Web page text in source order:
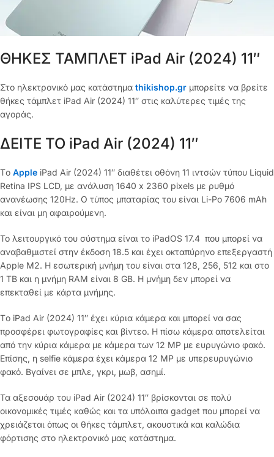
ΘΗΚΕΣ ΤΑΜΠΛΕΤ iPad Air (2024) 11″
Στο ηλεκτρονικό μας κατάστημα thikishop.gr μπορείτε να βρείτε
θήκες τάμπλετ iPad Air (2024) 11″ στις καλύτερες τιμές της
αγοράς.
ΔΕΙΤΕ ΤΟ iPad Air (2024) 11″
Tο Apple iPad Air (2024) 11″ διαθέτει οθόνη 11 ιντσών τύπου Liquid
Retina IPS LCD, με ανάλυση 1640 x 2360 pixels με ρυθμό
ανανέωσης 120Hz. Ο τύπος μπαταρίας του είναι Li-Po 7606 mAh
και είναι μη αφαιρούμενη.
Το λειτουργικό του σύστημα είναι το iPadOS 17.4 που μπορεί να
αναβαθμιστεί στην έκδοση 18.5 και έχει οκταπύρηνο επεξεργαστή
Apple M2. Η εσωτερική μνήμη του είναι στα 128, 256, 512 και στο
1 TB και η μνήμη RAM είναι 8 GB. Η μνήμη δεν μπορεί να
επεκταθεί με κάρτα μνήμης.
Tο iPad Air (2024) 11″ έχει κύρια κάμερα και μπορεί να σας
προσφέρει φωτογραφίες και βίντεο. Η πίσω κάμερα αποτελείται
από την κύρια κάμερα με κάμερα των 12 MP με ευρυγώνιο φακό.
Επίσης, η selfie κάμερα έχει κάμερα 12 MP με υπερευρυγώνιο
φακό. Βγαίνει σε μπλε, γκρι, μωβ, ασημί.
Τα αξεσουάρ του iPad Air (2024) 11″ βρίσκονται σε πολύ
οικονομικές τιμές καθώς και τα υπόλοιπα gadget που μπορεί να
χρειάζεται όπως οι θήκες τάμπλετ, ακουστικά και καλώδια
φόρτισης στο ηλεκτρονικό μας κατάστημα.